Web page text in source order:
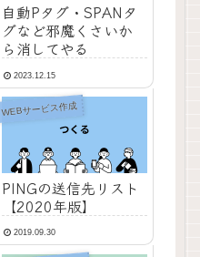
自動Pタグ・SPANタ
グなど邪魔くさいか
ら消してやる
2023.12.15
WEBサービス作成
PINGの送信先リスト
【2020年版】
2019.09.30